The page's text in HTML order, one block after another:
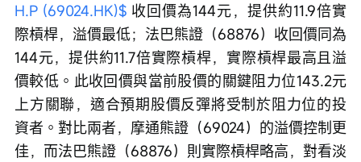
H.P (69024.HK)$ 收回價為144元，提供約11.9倍實
際槓桿，溢價最低；法巴熊證（68876）收回價同為
144元，提供約11.7倍實際槓桿，實際槓桿最高且溢
價較低。此收回價與當前股價的關鍵阻力位143.2元
上方關聯，適合預期股價反彈將受制於阻力位的投
資者。對比兩者，摩通熊證（69024）的溢價控制更
佳，而法巴熊證（68876）則實際槓桿略高，對看淡